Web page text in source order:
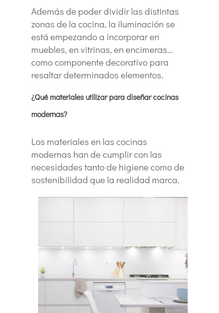
Además de poder dividir las distintas
zonas de la cocina, la iluminación se
está empezando a incorporar en
muebles, en vitrinas, en encimeras…
como componente decorativo para
resaltar determinados elementos.
¿Qué materiales utilizar para diseñar cocinas
modernas?
Los materiales en las cocinas
modernas han de cumplir con las
necesidades tanto de higiene como de
sostenibilidad que la realidad marca.